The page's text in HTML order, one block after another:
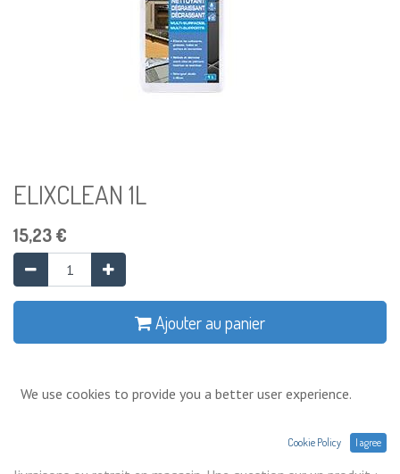
ELIXCLEAN 1L
15,23€
Ajouter au panier
Prix exprimés Hors TVA. Expéditions,
We use cookies to provide you a better user experience.
Cookie Policy I agree